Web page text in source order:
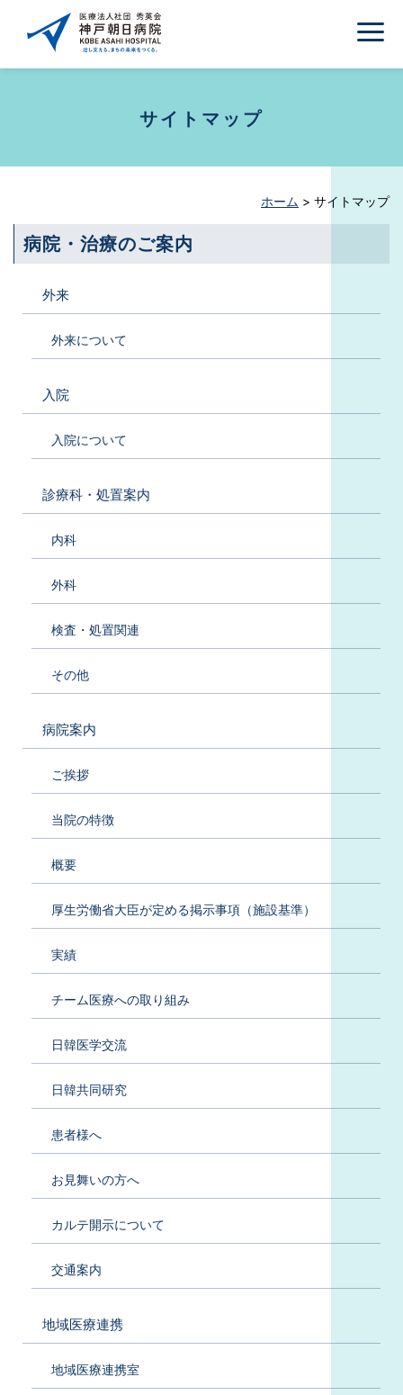
サイトマップ
ホーム > サイトマップ
病院・治療のご案内
外来
外来について
入院
入院について
診療科・処置案内
内科
外科
検査・処置関連
その他
病院案内
ご挨拶
当院の特徴
概要
厚生労働省大臣が定める掲示事項（施設基準）
実績
チーム医療への取り組み
日韓医学交流
日韓共同研究
患者様へ
お見舞いの方へ
カルテ開示について
交通案内
地域医療連携
地域医療連携室